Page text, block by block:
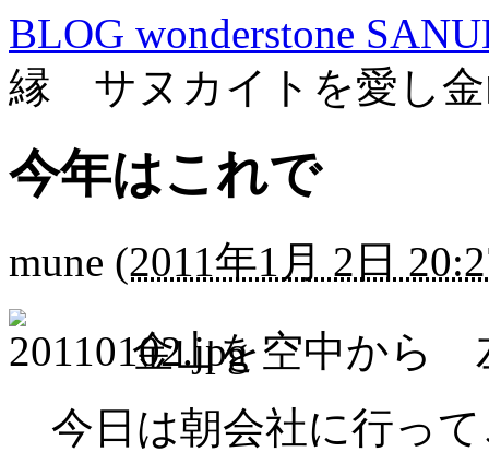
BLOG wonderstone
縁 サヌカイトを愛し金
今年はこれで
mune (2011年1月 2日
金山を空中から
今日は朝会社に行っ